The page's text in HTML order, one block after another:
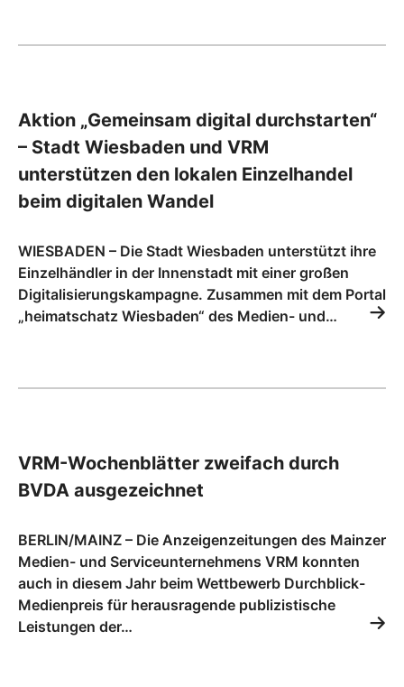
Aktion „Gemeinsam digital durchstarten“
– Stadt Wiesbaden und VRM
unterstützen den lokalen Einzelhandel
beim digitalen Wandel
WIESBADEN – Die Stadt Wiesbaden unterstützt ihre
Einzelhändler in der Innenstadt mit einer großen
Digitalisierungskampagne. Zusammen mit dem Portal
„heimatschatz Wiesbaden“ des Medien- und…
VRM-Wochenblätter zweifach durch
BVDA ausgezeichnet
BERLIN/MAINZ – Die Anzeigenzeitungen des Mainzer
Medien- und Serviceunternehmens VRM konnten
auch in diesem Jahr beim Wettbewerb Durchblick-
Medienpreis für herausragende publizistische
Leistungen der…